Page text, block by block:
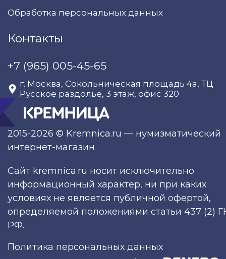
2015-2026 © Kremnica.ru — нумизматический
интернет-магазин
Обработка персональных данных
Контакты
+7 (965) 005-45-65
г. Москва, Сокольническая площадь 4а, ТЦ
Русское раздолье, 3 этаж, офис 320
Сайт kremnica.ru носит исключительно
информационный характер, ни при каких
условиях не является публичной офертой,
определяемой положениями статьи 437 (2)
РФ.
Политика персональных данных